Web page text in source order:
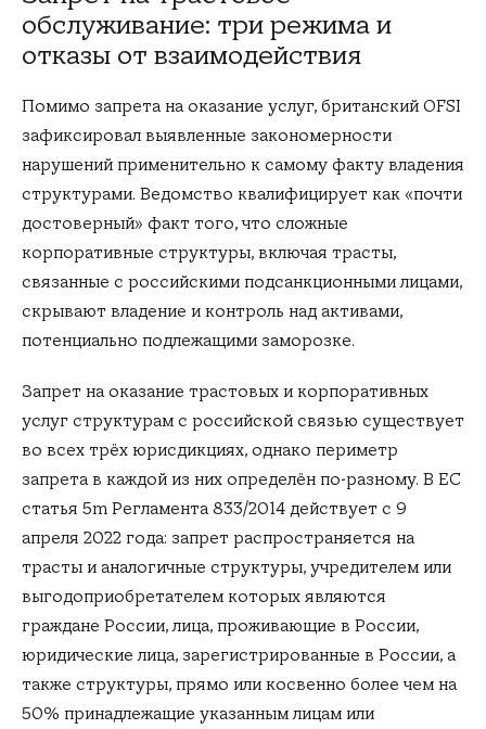
обслуживание: три режима и
отказы от взаимодействия
Помимо запрета на оказание услуг, британский OFSI
зафиксировал выявленные закономерности
нарушений применительно к самому факту владения
структурами. Ведомство квалифицирует как «почти
достоверный» факт того, что сложные
корпоративные структуры, включая трасты,
связанные с российскими подсанкционными лицами,
скрывают владение и контроль над активами,
потенциально подлежащими заморозке.
Запрет на оказание трастовых и корпоративных
услуг структурам с российской связью существует
во всех трёх юрисдикциях, однако периметр
запрета в каждой из них определён по-разному. В ЕС
статья 5m Регламента 833/2014 действует с 9
апреля 2022 года: запрет распространяется на
трасты и аналогичные структуры, учредителем или
выгодоприобретателем которых являются
граждане России, лица, проживающие в России,
юридические лица, зарегистрированные в России, а
также структуры, прямо или косвенно более чем на
50% принадлежащие указанным лицам или